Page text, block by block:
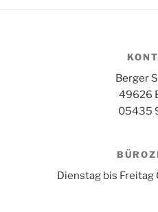
Berger
49626
05435
Dienstag bis Freitag